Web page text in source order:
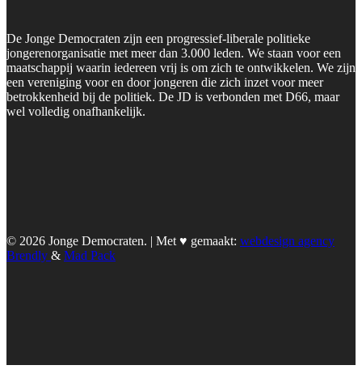
De Jonge Democraten zijn een progressief-liberale politieke
jongerenorganisatie met meer dan 3.000 leden. We staan voor een
maatschappij waarin iedereen vrij is om zich te ontwikkelen. We zijn
een vereniging voor en door jongeren die zich inzet voor meer
betrokkenheid bij de politiek. De JD is verbonden met D66, maar
wel volledig onafhankelijk.
© 2026 Jonge Democraten. | Met ♥︎ gemaakt: webdesign agency
Brendly & Mad Pack